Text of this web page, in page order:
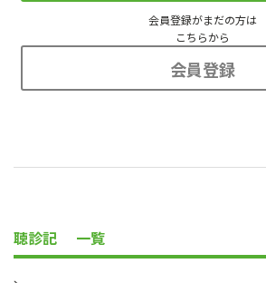
会員登録がまだの方は
こちらから
会員登録
聴診記 一覧